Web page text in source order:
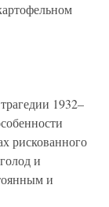
1932–
рискованного
и
и